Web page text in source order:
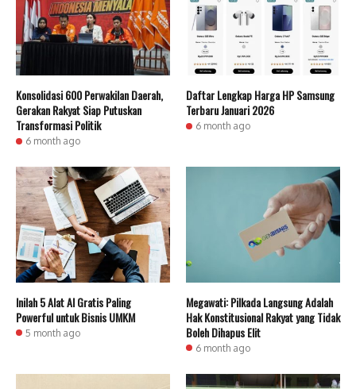
Konsolidasi 600 Perwakilan Daerah,
Gerakan Rakyat Siap Putuskan
Transformasi Politik
6 month ago
Daftar Lengkap Harga HP Samsung
Terbaru Januari 2026
6 month ago
Inilah 5 Alat AI Gratis Paling
Powerful untuk Bisnis UMKM
5 month ago
Megawati: Pilkada Langsung Adalah
Hak Konstitusional Rakyat yang Tidak
Boleh Dihapus Elit
6 month ago